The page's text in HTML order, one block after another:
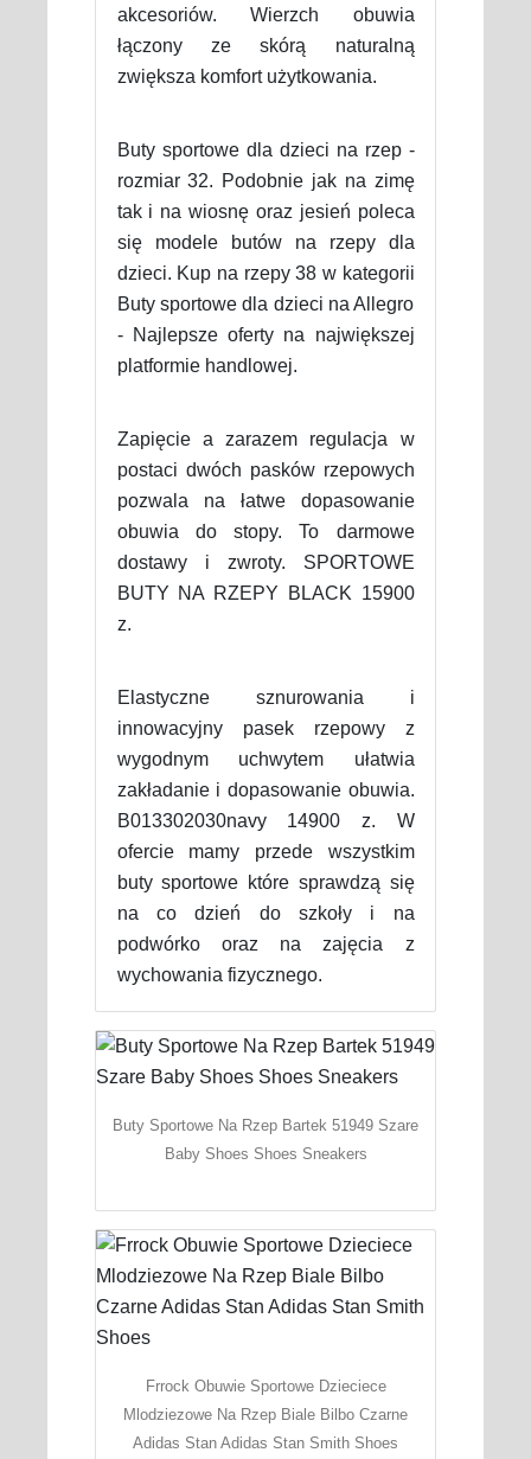
akcesoriów. Wierzch obuwia
łączony ze skórą naturalną
zwiększa komfort użytkowania.
Buty sportowe dla dzieci na rzep -
rozmiar 32. Podobnie jak na zimę
tak i na wiosnę oraz jesień poleca
się modele butów na rzepy dla
dzieci. Kup na rzepy 38 w kategorii
Buty sportowe dla dzieci na Allegro
- Najlepsze oferty na największej
platformie handlowej.
Zapięcie a zarazem regulacja w
postaci dwóch pasków rzepowych
pozwala na łatwe dopasowanie
obuwia do stopy. To darmowe
dostawy i zwroty. SPORTOWE
BUTY NA RZEPY BLACK 15900
z.
Elastyczne sznurowania i
innowacyjny pasek rzepowy z
wygodnym uchwytem ułatwia
zakładanie i dopasowanie obuwia.
B013302030navy 14900 z. W
ofercie mamy przede wszystkim
buty sportowe które sprawdzą się
na co dzień do szkoły i na
podwórko oraz na zajęcia z
wychowania fizycznego.
Buty Sportowe Na Rzep Bartek 51949 Szare
Baby Shoes Shoes Sneakers
Frrock Obuwie Sportowe Dzieciece
Mlodziezowe Na Rzep Biale Bilbo Czarne
Adidas Stan Adidas Stan Smith Shoes